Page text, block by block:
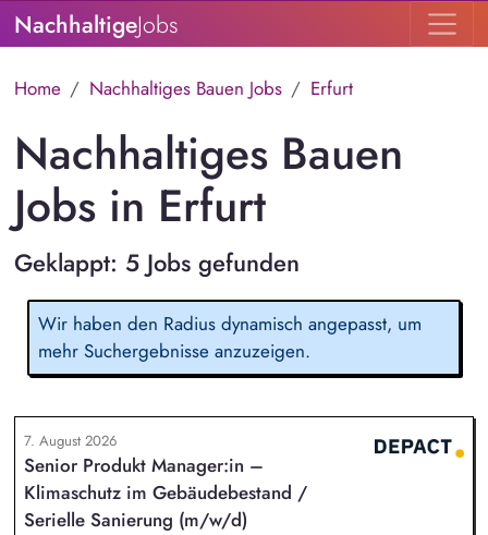
NachhaltigeJobs
Home Nachhaltiges Bauen Jobs Erfurt
Nachhaltiges Bauen
Jobs in Erfurt
Geklappt: 5 Jobs gefunden
Wir haben den Radius dynamisch angepasst, um
mehr Suchergebnisse anzuzeigen.
7. August 2026
Senior Produkt Manager:in –
Klimaschutz im Gebäudebestand /
Serielle Sanierung (m/w/d)